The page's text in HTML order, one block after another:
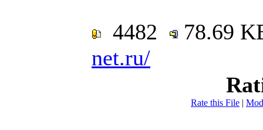
4482
78.69
net.ru/
Rate this File |